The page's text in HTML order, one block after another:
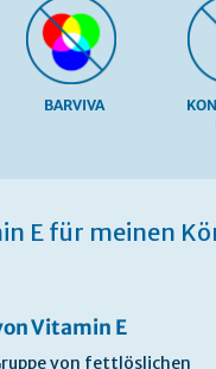
BARVIVA
E für meinen
Vitamin E
von fettlöslichen